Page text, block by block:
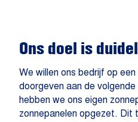
Ons doel is
We willen ons bedrijf op
doorgeven aan de
hebben we ons eigen
zonnepanelen opgezet. Dit